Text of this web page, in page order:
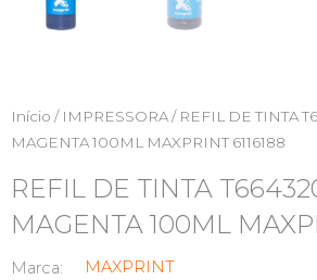
Início / IMPRESSORA/ REFIL DE TINTA
MAGENTA 100ML MAXPRINT 6116188
REFIL DE TINTA
MAGENTA 100ML
Marca: MAXPRINT